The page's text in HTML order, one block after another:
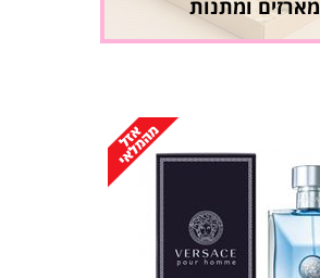
מארזים ומתנות